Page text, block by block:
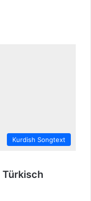
Kurdish Songtext